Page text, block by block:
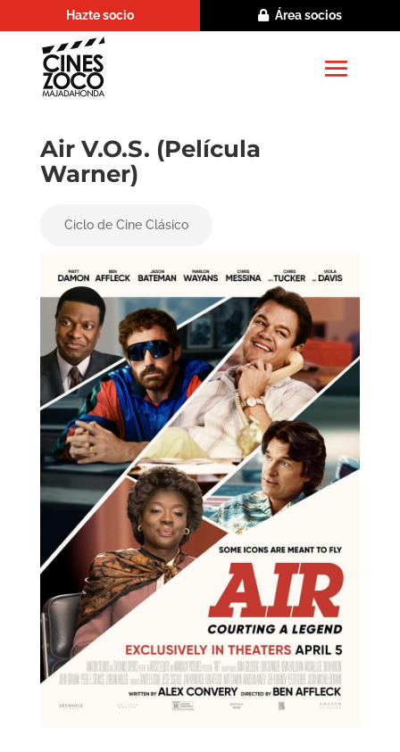
Hazte socio Área socios
Air V.O.S. (Película
Warner)
Ciclo de Cine Clásico